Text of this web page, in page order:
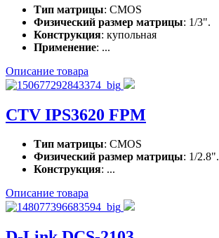
Тип матрицы: CMOS
Физический размер матрицы: 1/3".
Конструкция: купольная
Применение: ...
Описание товара
CTV IPS3620 FPM
Тип матрицы: CMOS
Физический размер матрицы: 1/2.8".
Конструкция: ...
Описание товара